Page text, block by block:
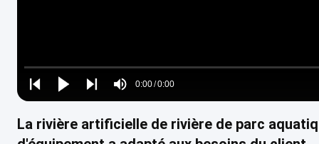
Play
Play
Play
Mute
Time
0:00/0:00
Loaded:
0%
La rivière artificielle de rivière de parc